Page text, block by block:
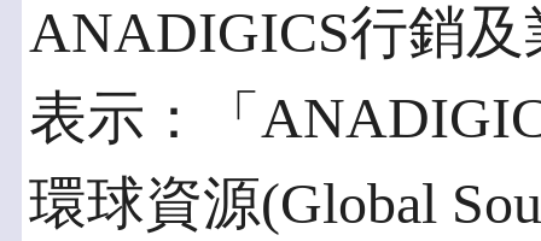
ANADIGICS行銷
表示：「
環球資源(Global